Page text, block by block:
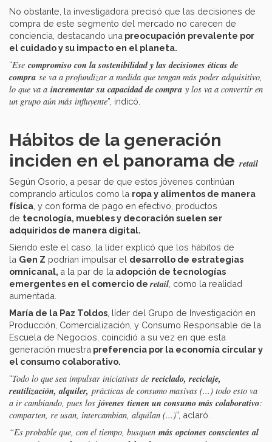
No obstante, la investigadora precisó que las decisiones de
compra de este segmento del mercado no carecen de
conciencia, destacando una preocupación prevalente por
el cuidado y su impacto en el planeta.
“Ese compromiso con la sostenibilidad y las decisiones éticas de
compra se va a profundizar a medida que tengan más poder adquisitivo,
lo que va a incrementar su capacidad de compra y los va a convertir en
un grupo aún más influyente”, indicó.
Hábitos de la generación
inciden en el panorama de retail
Según Osorio, a pesar de que estos jóvenes continúan
comprando artículos como la ropa y alimentos de manera
física , y con forma de pago en efectivo, productos
de tecnología, muebles y decoración suelen ser
adquiridos de manera digital.
Siendo este el caso, la líder explicó que los hábitos de
la Gen Z podrían impulsar el desarrollo de estrategias
omnicanal, a la par de la adopción de tecnologías
emergentes en el comercio de retail , como la realidad
aumentada.
María de la Paz Toldos , líder del Grupo de Investigación en
Producción, Comercialización, y Consumo Responsable de la
Escuela de Negocios, coincidió a su vez en que esta
generación muestra preferencia por la economía circular y
el consumo colaborativo.
“Todo lo que sea impulsar iniciativas de reciclado, reciclaje,
reutilización, alquiler, prácticas de consumo masivas (...) todo esto va
a ir cambiando, pues los jóvenes tienen un consumo más colaborativo:
comparten, re usan, intercambian, alquilan (...)”, aclaró.
“Es probable que, con el tiempo, busquen más opciones conscientes al